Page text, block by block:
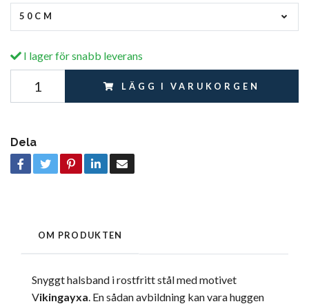
50CM
I lager för snabb leverans
LÄGG I VARUKORGEN
Dela
OM PRODUKTEN
Snyggt halsband i rostfritt stål med motivet
Vikingayxa . En sådan avbildning kan vara huggen